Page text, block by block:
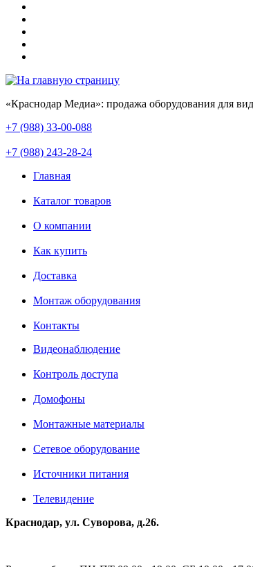
«Краснодар Медиа»: продажа оборудования для
+7 (988) 33-00-088
+7 (988) 243-28-24
Главная
Каталог товаров
О компании
Как купить
Доставка
Монтаж оборудования
Контакты
Видеонаблюдение
Контроль доступа
Домофоны
Монтажные материалы
Сетевое оборудование
Источники питания
Телевидение
Краснодар, ул. Суворова, д.26.